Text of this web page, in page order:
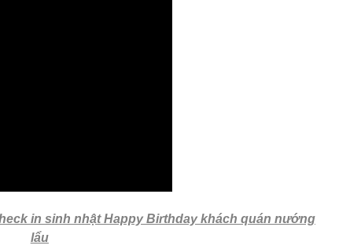
in sinh nhật Happy Birthday khách quán nướng
lẩu